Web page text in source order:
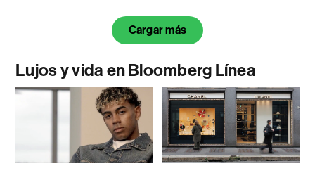
Cargar más
Lujos y vida en Bloomberg Línea